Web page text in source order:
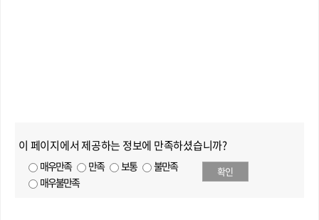
이 페이지에서 제공하는 정보에 만족하셨습니까?
매우만족 만족 보통
불만족
매우불만족
확인